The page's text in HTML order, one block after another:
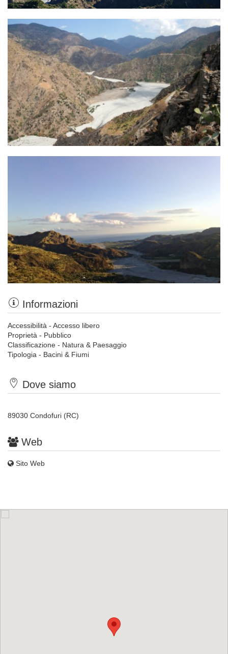
Informazioni
Accessibilità - Accesso libero
Proprietà - Pubblico
Classificazione - Natura & Paesaggio
Tipologia - Bacini & Fiumi
Dove siamo
89030 Condofuri (RC)
Web
Sito Web